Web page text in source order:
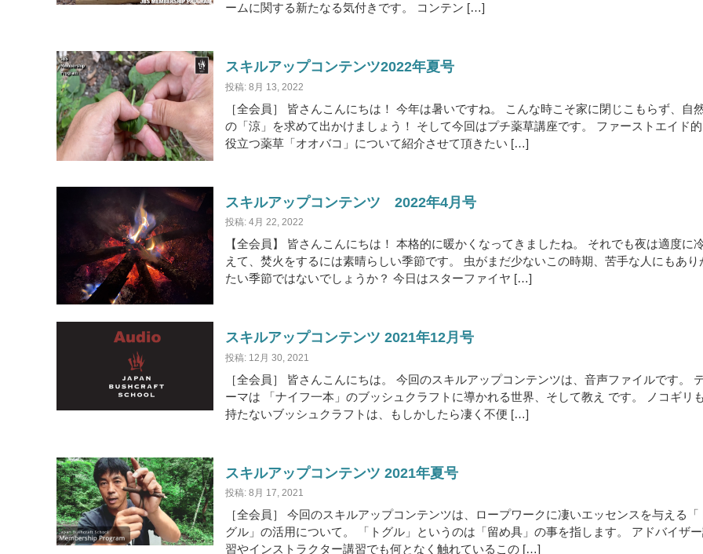
ームに関する新たなる気付きです。 コンテン […]
スキルアップコンテンツ2022年夏号
投稿: 8月 13, 2022
［全会員］ 皆さんこんにちは！ 今年は暑いですね。 こんな時こそ家に閉じこもらず、自
の「涼」を求めて出かけましょう！ そして今回はプチ薬草講座です。 ファーストエイド的
役立つ薬草「オオバコ」について紹介させて頂きたい […]
スキルアップコンテンツ 2022年4月号
投稿: 4月 22, 2022
【全会員】 皆さんこんにちは！ 本格的に暖かくなってきましたね。 それでも夜は適度に
えて、焚火をするには素晴らしい季節です。 虫がまだ少ないこの時期、苦手な人にもあり
たい季節ではないでしょうか？ 今日はスターファイヤ […]
スキルアップコンテンツ 2021年12月号
投稿: 12月 30, 2021
［全会員］ 皆さんこんにちは。 今回のスキルアップコンテンツは、音声ファイルです。
ーマは 「ナイフ一本」のブッシュクラフトに導かれる世界、そして教え です。 ノコギリも
持たないブッシュクラフトは、もしかしたら凄く不便 […]
スキルアップコンテンツ 2021年夏号
投稿: 8月 17, 2021
［全会員］ 今回のスキルアップコンテンツは、ロープワークに凄いエッセンスを与える「
グル」の活用について。 「トグル」というのは「留め具」の事を指します。 アドバイザ
習やインストラクター講習でも何となく触れているこの […]